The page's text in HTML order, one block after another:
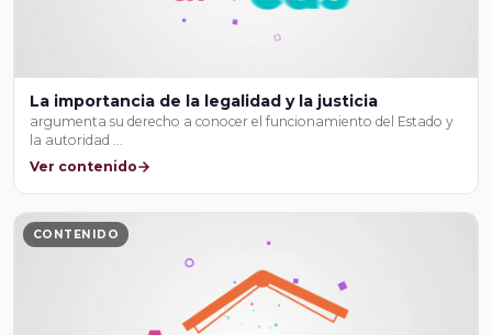
La importancia de la legalidad y la justicia
argumenta su derecho a conocer el funcionamiento del Estado y
la autoridad …
Ver contenido
CONTENIDO